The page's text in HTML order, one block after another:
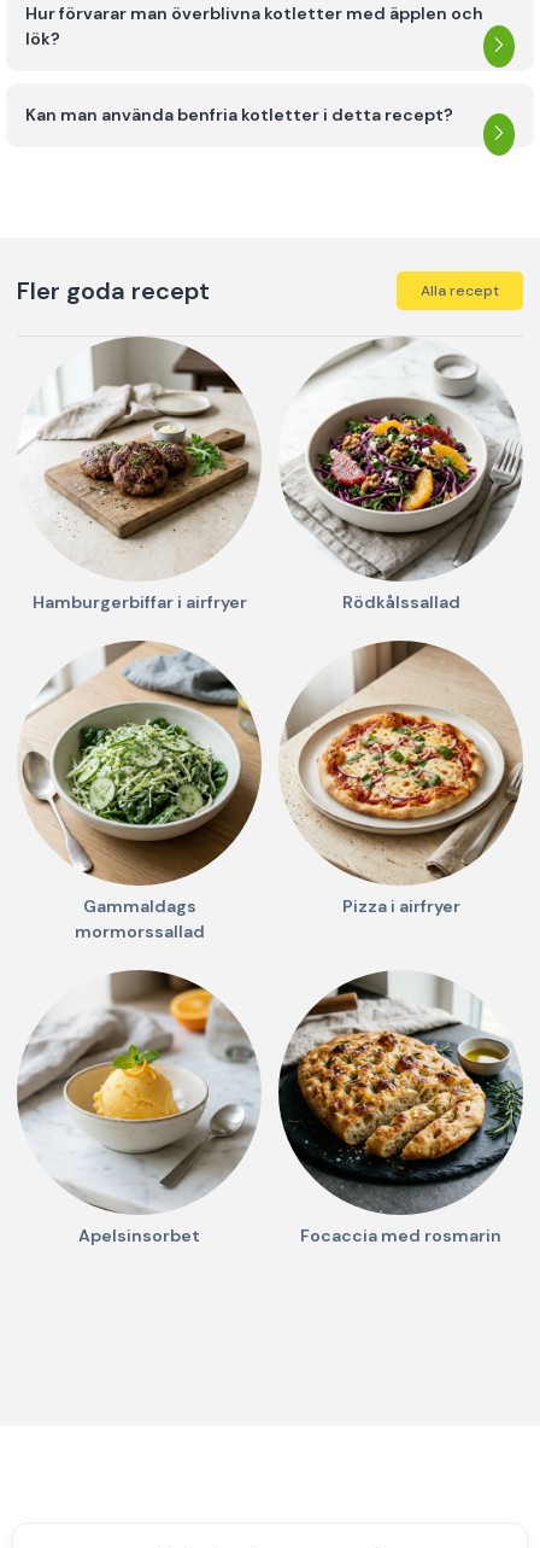
Hur förvarar man överblivna kotletter med äpplen och
lök?
Kan man använda benfria kotletter i detta recept?
Fler goda recept Alla recept
Hamburgerbiffar i airfryer Rödkålssallad
Gammaldags
mormorssallad
Pizza i airfryer
Apelsinsorbet Focaccia med rosmarin